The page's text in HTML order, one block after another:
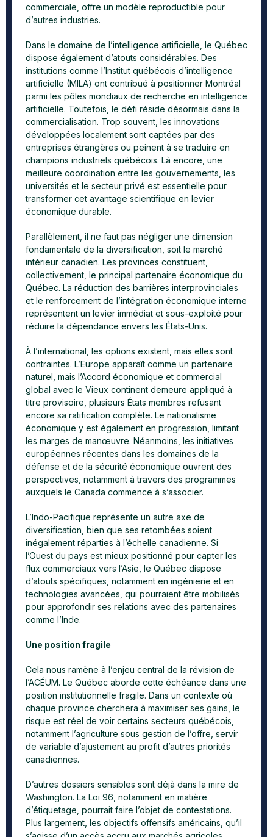
commerciale, offre un modèle reproductible pour
d’autres industries.
Dans le domaine de l’intelligence artificielle, le Québec
dispose également d’atouts considérables. Des
institutions comme l’Institut québécois d’intelligence
artificielle (MILA) ont contribué à positionner Montréal
parmi les pôles mondiaux de recherche en intelligence
artificielle. Toutefois, le défi réside désormais dans la
commercialisation. Trop souvent, les innovations
développées localement sont captées par des
entreprises étrangères ou peinent à se traduire en
champions industriels québécois. Là encore, une
meilleure coordination entre les gouvernements, les
universités et le secteur privé est essentielle pour
transformer cet avantage scientifique en levier
économique durable.
Parallèlement, il ne faut pas négliger une dimension
fondamentale de la diversification, soit le marché
intérieur canadien. Les provinces constituent,
collectivement, le principal partenaire économique du
Québec. La réduction des barrières interprovinciales
et le renforcement de l’intégration économique interne
représentent un levier immédiat et sous-exploité pour
réduire la dépendance envers les États-Unis.
À l’international, les options existent, mais elles sont
contraintes. L’Europe apparaît comme un partenaire
naturel, mais l’Accord économique et commercial
global avec le Vieux continent demeure appliqué à
titre provisoire, plusieurs États membres refusant
encore sa ratification complète. Le nationalisme
économique y est également en progression, limitant
les marges de manœuvre. Néanmoins, les initiatives
européennes récentes dans les domaines de la
défense et de la sécurité économique ouvrent des
perspectives, notamment à travers des programmes
auxquels le Canada commence à s’associer.
L’Indo-Pacifique représente un autre axe de
diversification, bien que ses retombées soient
inégalement réparties à l’échelle canadienne. Si
l’Ouest du pays est mieux positionné pour capter les
flux commerciaux vers l’Asie, le Québec dispose
d’atouts spécifiques, notamment en ingénierie et en
technologies avancées, qui pourraient être mobilisés
pour approfondir ses relations avec des partenaires
comme l’Inde.
Une position fragile
Cela nous ramène à l’enjeu central de la révision de
l’ACÉUM. Le Québec aborde cette échéance dans une
position institutionnelle fragile. Dans un contexte où
chaque province cherchera à maximiser ses gains, le
risque est réel de voir certains secteurs québécois,
notamment l’agriculture sous gestion de l’offre, servir
de variable d’ajustement au profit d’autres priorités
canadiennes.
D’autres dossiers sensibles sont déjà dans la mire de
Washington. La Loi 96, notamment en matière
d’étiquetage, pourrait faire l’objet de contestations.
Plus largement, les objectifs offensifs américains, qu’il